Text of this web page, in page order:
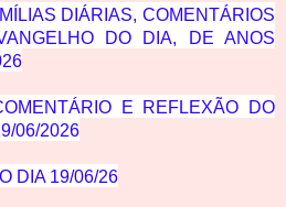
DIÁRIAS, COMENTÁRIOS
DO DIA, DE ANOS
E REFLEXÃO DO
06/2026
DIA 19/06/26